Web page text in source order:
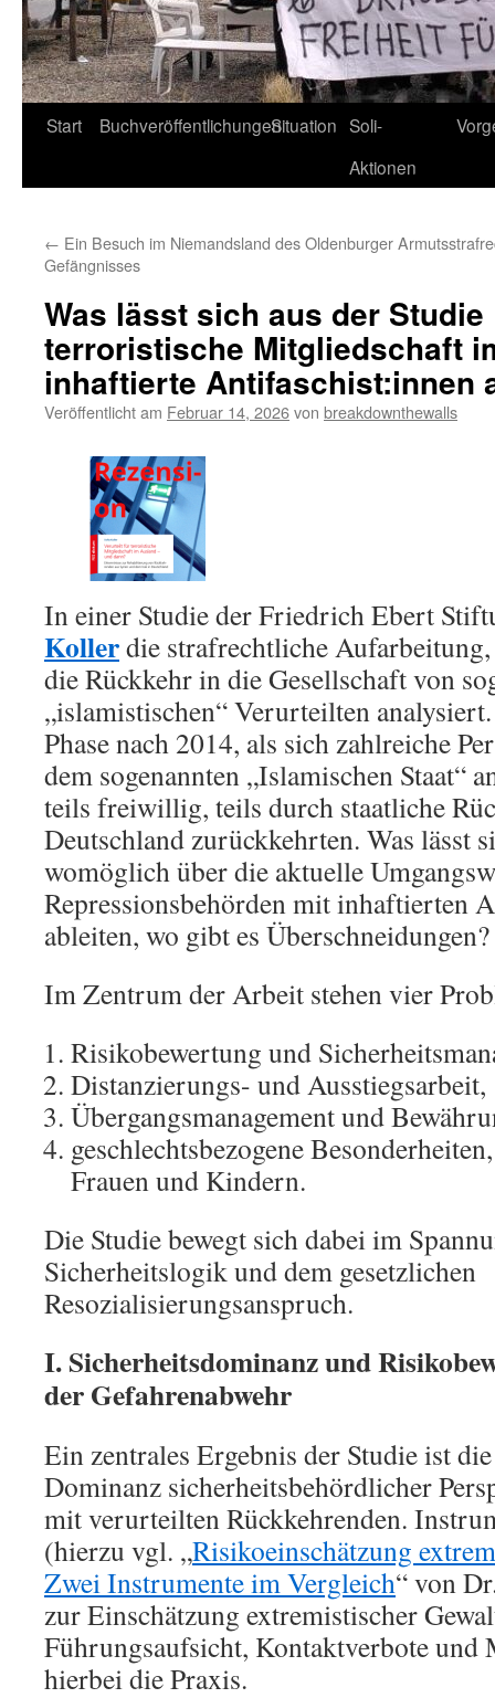
Start BuchveröffentlichungenSituation Soli-
Aktionen
← Ein Besuch im Niemandsland des Oldenburger
Gefängnisses
Was lässt sich aus der
terroristische Mitgliedschaft
inhaftierte Antifaschist:innen
Veröffentlicht am Februar 14, 2026von breakdownthewalls
In einer Studie der Friedrich Ebert
Kollerdie strafrechtliche
die Rückkehr in die Gesellschaft von
„islamistischen“ Verurteilten
Phase nach 2014, als sich zahlreiche
dem sogenannten „Islamischen Staat“
teils freiwillig, teils durch staatliche
Deutschland zurückkehrten. Was lässt
womöglich über die aktuelle
Repressionsbehörden mit inhaftierten
ableiten, wo gibt es Überschneidungen?
Im Zentrum der Arbeit stehen vier
Risikobewertung und
Distanzierungs- und Ausstiegsarbeit,
Übergangsmanagement und
geschlechtsbezogene
Frauen und Kindern.
Die Studie bewegt sich dabei im
Sicherheitslogik und dem gesetzlichen
Resozialisierungsanspruch.
I. Sicherheitsdominanz und
der Gefahrenabwehr
Ein zentrales Ergebnis der Studie ist
Dominanz sicherheitsbehördlicher
mit verurteilten Rückkehrenden.
(hierzu vgl. „Risikoeinschätzung
Zwei Instrumente im Vergleich“ von
zur Einschätzung extremistischer
Führungsaufsicht, Kontaktverbote und
hierbei die Praxis.